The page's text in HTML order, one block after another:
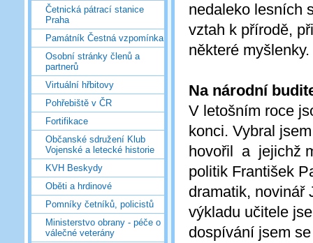
Četnická pátrací stanice
Praha
Památník Čestná vzpomínka
Osobní stránky členů a
partnerů
Virtuální hřbitovy
Pohřebiště v ČR
Fortifikace
Občanské sdružení Klub
Vojenské a letecké historie
KVH Beskydy
Oběti a hrdinové
Pomníky četníků, policistů
Ministerstvo obrany - péče o
válečné veterány
nedaleko lesních
vztah k přírodě,
některé myšlenky.
Na národní
V letošním roce
konci. Vybral
hovořil a jejichž
politik František
dramatik, novinář
výkladu učitele
dospívání jsem